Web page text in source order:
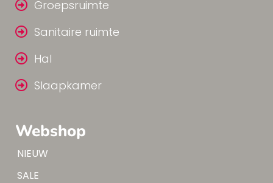
Webshop
NIEUW
SALE
Groepsruimte
Sanitaire ruimte
Hal
Slaapkamer